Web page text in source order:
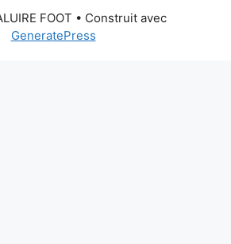
FOOT • Construit avec
GeneratePress